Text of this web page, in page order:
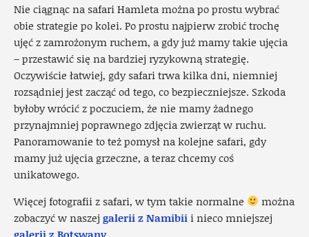
Nie ciągnąc na safari Hamleta można po prostu wybrać
obie strategie po kolei. Po prostu najpierw zrobić trochę
ujęć z zamrożonym ruchem, a gdy już mamy takie ujęcia
– przestawić się na bardziej ryzykowną strategię.
Oczywiście łatwiej, gdy safari trwa kilka dni, niemniej
rozsądniej jest zacząć od tego, co bezpieczniejsze. Szkoda
byłoby wrócić z poczuciem, że nie mamy żadnego
przynajmniej poprawnego zdjęcia zwierząt w ruchu.
Panoramowanie to też pomysł na kolejne safari, gdy
mamy już ujęcia grzeczne, a teraz chcemy coś
unikatowego.
Więcej fotografii z safari, w tym takie normalne
można
zobaczyć w naszej galerii z Namibiii nieco mniejszej
galerii z Botswany.